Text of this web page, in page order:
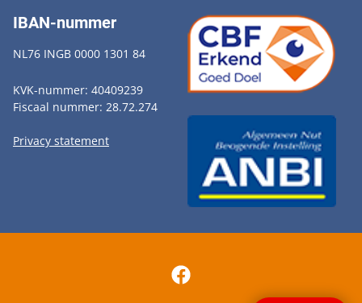
IBAN-nummer
NL76 INGB 0000 1301 84
KVK-nummer: 40409239
Fiscaal nummer: 28.72.274
Privacy statement